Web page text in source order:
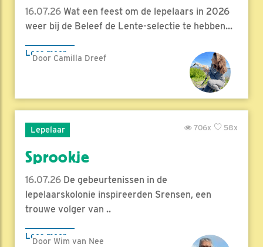
16.07.26 Wat een feest om de lepelaars in 2026
weer bij de Beleef de Lente-selectie te hebben...
Lees meer
Door Camilla Dreef
Lepelaar 58x
706x
Sprookje
16.07.26 De gebeurtenissen in de
lepelaarskolonie inspireerden Srensen, een
trouwe volger van ..
Lees meer
Door Wim van Nee